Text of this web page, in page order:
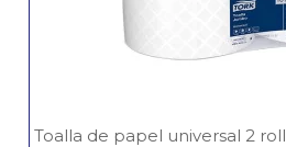
Toalla de papel universal 2